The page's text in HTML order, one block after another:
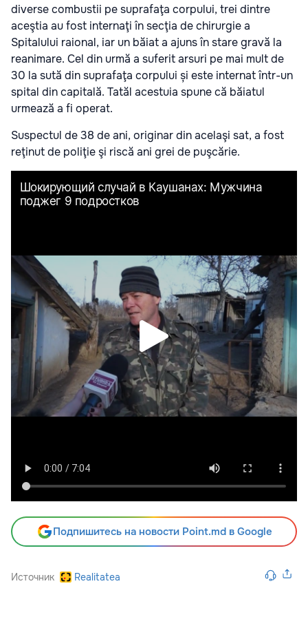
diverse combustii pe suprafaţa corpului, trei dintre
aceştia au fost internaţi în secţia de chirurgie a
Spitalului raional, iar un băiat a ajuns în stare gravă la
reanimare. Cel din urmă a suferit arsuri pe mai mult de
30 la sută din suprafaţa corpului și este internat într-un
spital din capitală. Tatăl acestuia spune că băiatul
urmează a fi operat.
Suspectul de 38 de ani, originar din acelaşi sat, a fost
reţinut de poliţie şi riscă ani grei de puşcărie.
Подпишитесь на новости Point.md в Google
Источник Realitatea